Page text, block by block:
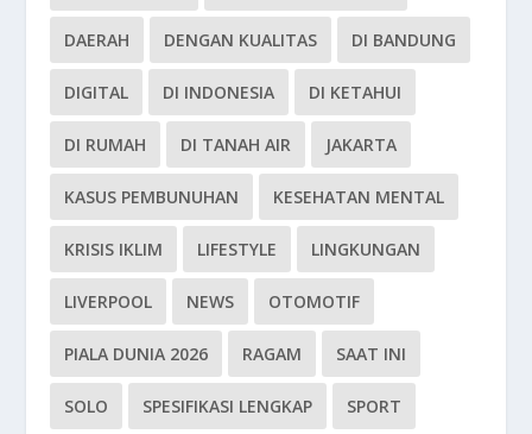
DAERAH DENGAN KUALITAS DI BANDUNG
DIGITAL DI INDONESIA DI KETAHUI
DI RUMAH DI TANAH AIR JAKARTA
KASUS PEMBUNUHAN KESEHATAN MENTAL
KRISIS IKLIM LIFESTYLE LINGKUNGAN
LIVERPOOL NEWS OTOMOTIF
PIALA DUNIA 2026 RAGAM SAAT INI
SOLO SPESIFIKASI LENGKAP SPORT